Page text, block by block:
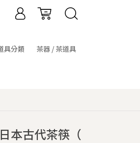
具分類 茶器 / 茶道具
本古代茶筷（